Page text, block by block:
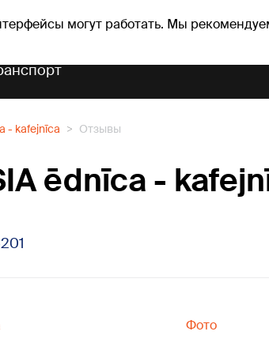
могут работать. Мы
Гороскопы
- kafejnīca Отзывы
ēdnīca -
Фото